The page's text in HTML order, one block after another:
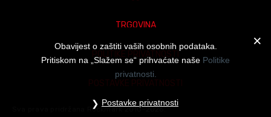
TRGOVINA
Sva prava pridržana Rockmark 2010-2026.
Obavijest o zaštiti vaših osobnih podataka.
Pritiskom na „Slažem se“ prihvaćate naše Politike
privatnosti.
Postavke privatnosti